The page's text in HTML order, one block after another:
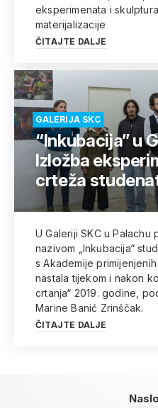
eksperimenata i
materijalizacije
ČITAJTE DALJE
GALERIJA SKC
“Inkubacija” u
Izložba
crteža
U Galeriji SKC u
nazivom „Inkubacija“
s Akademije
nastala tijekom i nakon
crtanja“ 2019. godine,
Marine Banić Zrinščak.
ČITAJTE DALJE